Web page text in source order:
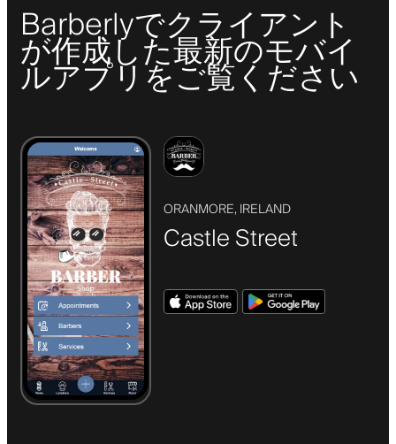
Barberlyでクライアント
が作成した最新のモバイ
ルアプリをご覧ください
ORANMORE, IRELAND
Castle Street